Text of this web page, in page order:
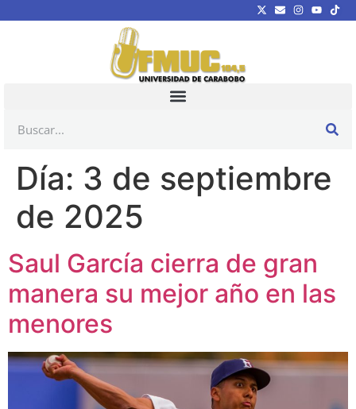
Día: 3 de septiembre
de 2025
Saul García cierra de gran
manera su mejor año en las
menores